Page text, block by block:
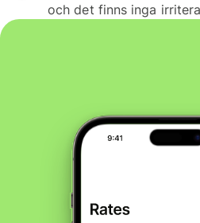
och det finns inga